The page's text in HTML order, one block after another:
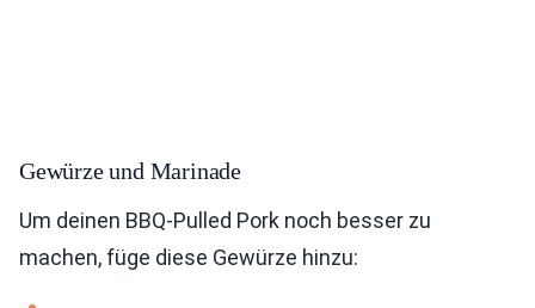
Gewürze und Marinade
Um deinen BBQ-Pulled Pork noch besser zu
machen, füge diese Gewürze hinzu: